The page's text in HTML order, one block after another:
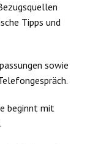
Tipps und
sowie
beginnt mit